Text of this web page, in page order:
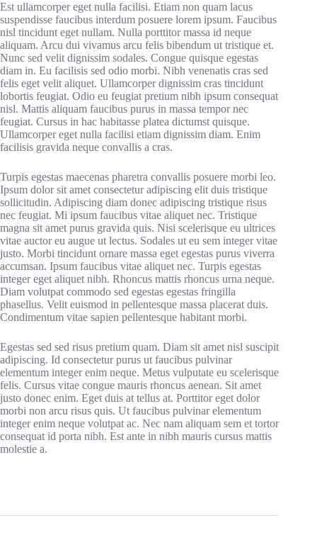
Est ullamcorper eget nulla facilisi. Etiam non quam lacus
suspendisse faucibus interdum posuere lorem ipsum. Faucibus
nisl tincidunt eget nullam. Nulla porttitor massa id neque
aliquam. Arcu dui vivamus arcu felis bibendum ut tristique et.
Nunc sed velit dignissim sodales. Congue quisque egestas
diam in. Eu facilisis sed odio morbi. Nibh venenatis cras sed
felis eget velit aliquet. Ullamcorper dignissim cras tincidunt
lobortis feugiat. Odio eu feugiat pretium nibh ipsum consequat
nisl. Mattis aliquam faucibus purus in massa tempor nec
feugiat. Cursus in hac habitasse platea dictumst quisque.
Ullamcorper eget nulla facilisi etiam dignissim diam. Enim
facilisis gravida neque convallis a cras.
Turpis egestas maecenas pharetra convallis posuere morbi leo.
Ipsum dolor sit amet consectetur adipiscing elit duis tristique
sollicitudin. Adipiscing diam donec adipiscing tristique risus
nec feugiat. Mi ipsum faucibus vitae aliquet nec. Tristique
magna sit amet purus gravida quis. Nisi scelerisque eu ultrices
vitae auctor eu augue ut lectus. Sodales ut eu sem integer vitae
justo. Morbi tincidunt ornare massa eget egestas purus viverra
accumsan. Ipsum faucibus vitae aliquet nec. Turpis egestas
integer eget aliquet nibh. Rhoncus mattis rhoncus urna neque.
Diam volutpat commodo sed egestas egestas fringilla
phasellus. Velit euismod in pellentesque massa placerat duis.
Condimentum vitae sapien pellentesque habitant morbi.
Egestas sed sed risus pretium quam. Diam sit amet nisl suscipit
adipiscing. Id consectetur purus ut faucibus pulvinar
elementum integer enim neque. Metus vulputate eu scelerisque
felis. Cursus vitae congue mauris rhoncus aenean. Sit amet
justo donec enim. Eget duis at tellus at. Porttitor eget dolor
morbi non arcu risus quis. Ut faucibus pulvinar elementum
integer enim neque volutpat ac. Nec nam aliquam sem et tortor
consequat id porta nibh. Est ante in nibh mauris cursus mattis
molestie a.